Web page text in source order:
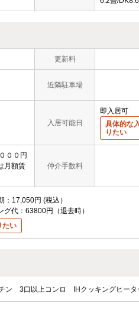
更新料
近隣駐車場
入居可能日
即入居可
具体的な
りたい
００円
月額賃
仲介手数料
17,050円
税込
グ代：63800円（退去時）
たい
ン 3口以上コンロ IHクッキングヒータ